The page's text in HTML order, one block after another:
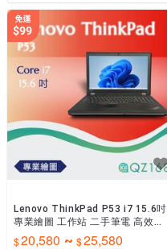
Lenovo ThinkPad P53 i7 15.6吋
專業繪圖 工作站 二手筆電 高效能
優質筆電 中古筆電
20,580 ~ 25,580